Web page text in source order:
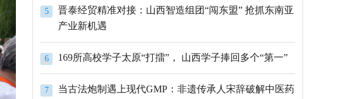
5
晋泰经贸精准对接：山西智造组团“闯东盟” 抢抓东南亚
产业新机遇
6 169所高校学子太原“打擂”， 山西学子捧回多个“第一”
7
当古法炮制遇上现代GMP：非遗传承人宋辞破解中医药